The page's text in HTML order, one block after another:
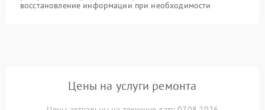
восстановление информации при необходимости
Цены на услуги ремонта